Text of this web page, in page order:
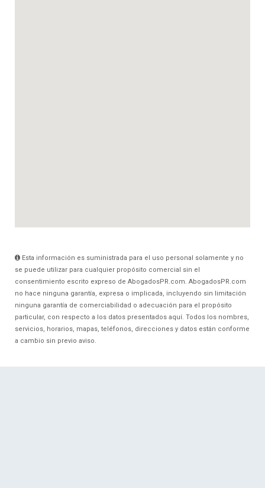
Esta información es suministrada para el uso personal solamente y no
se puede utilizar para cualquier propósito comercial sin el
consentimiento escrito expreso de AbogadosPR.com. AbogadosPR.com
no hace ninguna garantía, expresa o implicada, incluyendo sin limitación
ninguna garantía de comerciabilidad o adecuación para el propósito
particular, con respecto a los datos presentados aquí. Todos los nombres,
servicios, horarios, mapas, teléfonos, direcciones y datos están conforme
a cambio sin previo aviso.